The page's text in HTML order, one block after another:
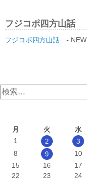
フジコポ四方山話
フジコポ四方山話 - NEW
検
索:
月
火 水
1
2 3
8
9 10
15
16 17
22
23 24